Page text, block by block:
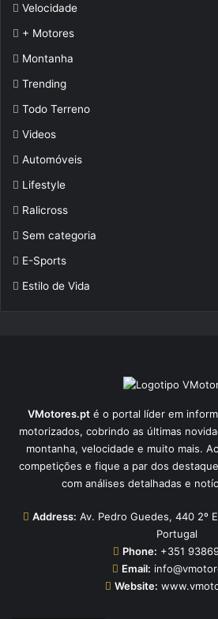
Velocidade
+ Motores
Montanha
Trending
Todo Terreno
Videos
Automóveis
Lifestyle
Ralicross
Sem categoria
E-Sports
Estilo de Vida
VMotores.pt é o portal líder em
motorizados, cobrindo as últimas
montanha, velocidade e muito mais.
competições e fique a par dos
com análises detalhadas e
Address: Av. Pedro Guedes, 440 2º
Portugal
Phone: +351
Email:
Website: